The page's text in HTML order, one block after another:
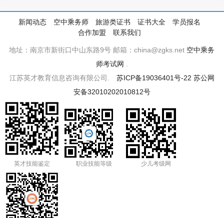
新闻动态 空中乘务师 旅游类证书 证书大全
学员报名
合作加盟
联系我们
地址：南京市新街口中山东路9号 邮箱：china@zgks.net 空中乘务
师考试网
江苏英才教育信息咨询有限公司. 苏ICP备19036401号-22 苏公网
安备32010202010812号
英才技能鉴定 职业技能等级 少儿考级网